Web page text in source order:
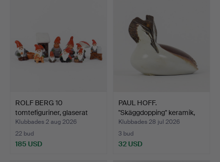
ROLF BERG 10
tomtefiguriner, glaserat
lerg…
Klubbades 2 aug 2026
22 bud
185 USD
PAUL HOFF.
"Skäggdopping" keramik,
Gustavs…
Klubbades 28 jul 2026
3 bud
32 USD